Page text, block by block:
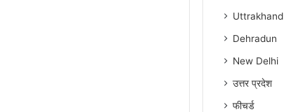
Uttrakhand
Dehradun
New Delhi
उत्तर प्रदेश
फीचर्ड